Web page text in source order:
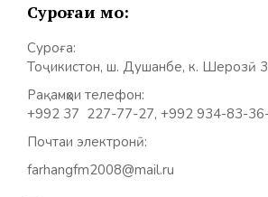
Суроғаи мо:
Суроға:
Тоҷикистон, ш. Душанбе, к. Шерозӣ
Рақамҳои телефон:
+992 37 227-77-27, +992 934-83-
Почтаи электронӣ:
farhangfm2008@mail.ru